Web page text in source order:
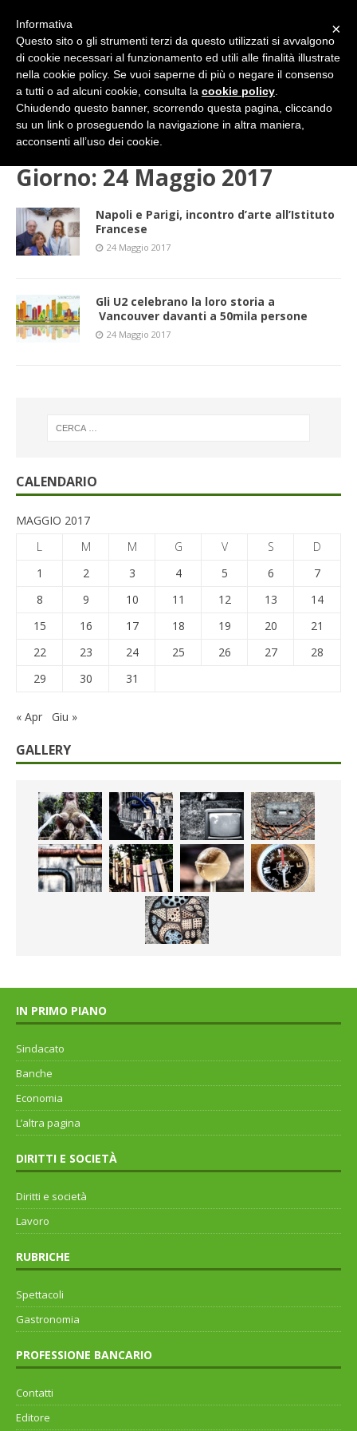
2017 MAGGIO
Giorno: 24 Maggio 2017
Napoli e Parigi, incontro d’arte all’Istituto
Francese
24 Maggio 2017
Gli U2 celebrano la loro storia a
Vancouver davanti a 50mila persone
24 Maggio 2017
CALENDARIO
MAGGIO 2017
L
M M G V S
D
1
2 3 4 5 6
7
8
9 10 11 12 13
14
15
16 17 18 19 20
21
22
23 24 25 26 27
28
29
30 31
« Apr Giu »
GALLERY
IN PRIMO PIANO
Sindacato
Banche
Economia
L’altra pagina
DIRITTI E SOCIETÀ
Diritti e società
Lavoro
RUBRICHE
Spettacoli
Gastronomia
PROFESSIONE BANCARIO
Contatti
Editore
×
Informativa
Questo sito o gli strumenti terzi da questo utilizzati si avvalgono
di cookie necessari al funzionamento ed utili alle finalità illustrate
nella cookie policy. Se vuoi saperne di più o negare il consenso
a tutti o ad alcuni cookie, consulta la cookie policy
Chiudendo questo banner, scorrendo questa pagina, cliccando
su un link o proseguendo la navigazione in altra maniera,
acconsenti all’uso dei cookie.